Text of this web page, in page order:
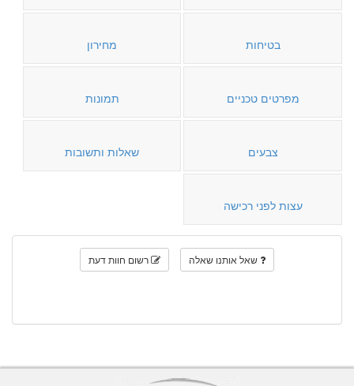
בטיחות מחירון
מפרטים טכניים תמונות
צבעים שאלות ותשובות
עצות לפני רכישה
שאל אותנו שאלה רשום חוות דעת